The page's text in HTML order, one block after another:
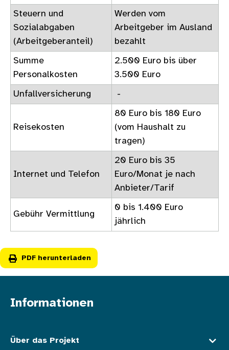
Steuern und
Sozialabgaben
(Arbeitgeberanteil)
Werden vom
Arbeitgeber im Ausland
bezahlt
Summe
Personalkosten
2.500 Euro bis über
3.500 Euro
Unfallversicherung
-
Reisekosten
80 Euro bis 180 Euro
(vom Haushalt zu
tragen)
Internet und Telefon
20 Euro bis 35
Euro/Monat je nach
Anbieter/Tarif
Gebühr Vermittlung
0 bis 1.400 Euro
jährlich
PDF herunterladen
Informationen
Über das Projekt